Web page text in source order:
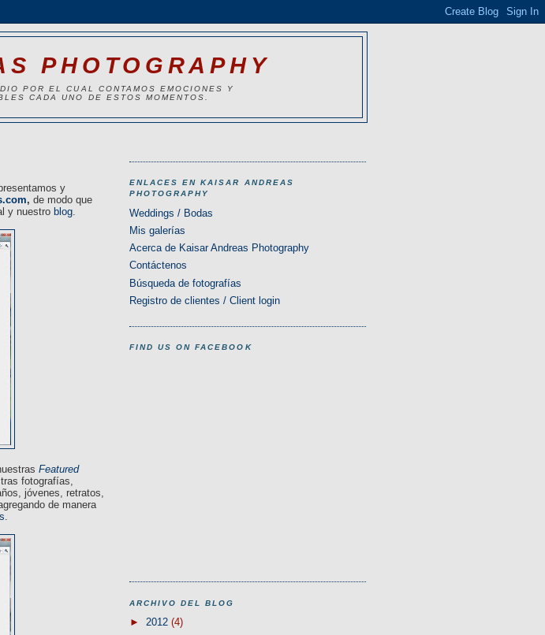
PHOTOGRAPHY
POR EL CUAL CONTAMOS EMOCIONES Y
CADA UNO DE ESTOS MOMENTOS.
y
, de modo que
y nuestro blog
Featured
fotografías,
jóvenes, retratos,
de manera
ENLACES EN KAISAR ANDREAS
PHOTOGRAPHY
Weddings / Bodas
Mis galerías
Acerca de Kaisar Andreas Photography
Contáctenos
Búsqueda de fotografías
Registro de clientes / Client login
FIND US ON FACEBOOK
ARCHIVO DEL BLOG
► 2012 (4)